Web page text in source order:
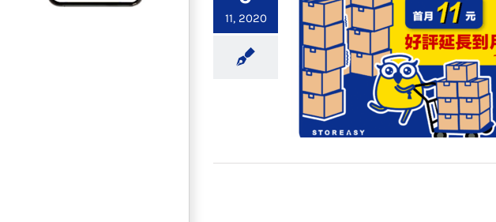
最新消息 案例分享
11, 2020